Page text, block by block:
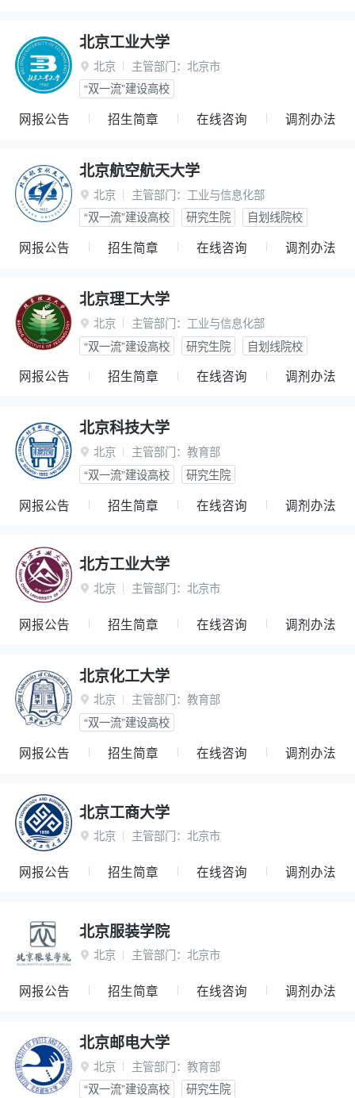
北京工业大学
 北京 主管部门： 北京市
“双一流”建设高校
网报公告 招生简章 在线咨询 调剂办法
北京航空航天大学
 北京 主管部门： 工业与信息化部
“双一流”建设高校
研究生院 自划线院校
网报公告 招生简章 在线咨询 调剂办法
北京理工大学
 北京 主管部门： 工业与信息化部
“双一流”建设高校
研究生院 自划线院校
网报公告 招生简章 在线咨询 调剂办法
北京科技大学
 北京 主管部门： 教育部
“双一流”建设高校
研究生院
网报公告 招生简章 在线咨询 调剂办法
北方工业大学
 北京 主管部门： 北京市
网报公告 招生简章 在线咨询 调剂办法
北京化工大学
 北京 主管部门： 教育部
“双一流”建设高校
网报公告 招生简章 在线咨询 调剂办法
北京工商大学
 北京 主管部门： 北京市
网报公告 招生简章 在线咨询 调剂办法
北京服装学院
 北京 主管部门： 北京市
网报公告 招生简章 在线咨询 调剂办法
北京邮电大学
 北京 主管部门： 教育部
“双一流”建设高校
研究生院